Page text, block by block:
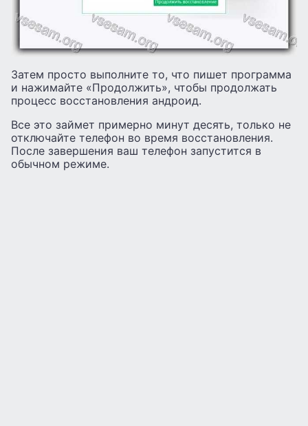
Затем просто выполните то, что пишет программа
и нажимайте «Продолжить», чтобы продолжать
процесс восстановления андроид.
Все это займет примерно минут десять, только не
отключайте телефон во время восстановления.
После завершения ваш телефон запустится в
обычном режиме.